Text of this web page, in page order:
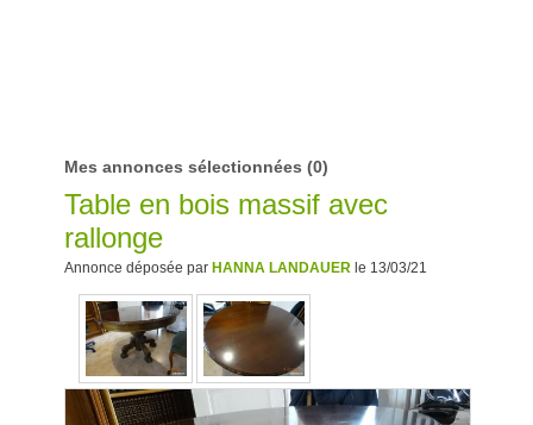
Mes annonces sélectionnées (0)
Table en bois massif avec
rallonge
Annonce déposée par HANNA LANDAUER le 13/03/21